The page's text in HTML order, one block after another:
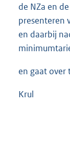
de NZa en
presenteren
en daarbij
en gaat over
Krul